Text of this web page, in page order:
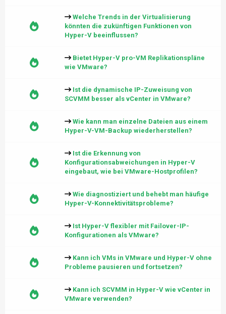
Welche Trends in der Virtualisierung
könnten die zukünftigen Funktionen von
Hyper-V beeinflussen?
Bietet Hyper-V pro-VM Replikationspläne
wie VMware?
Ist die dynamische IP-Zuweisung von
SCVMM besser als vCenter in VMware?
Wie kann man einzelne Dateien aus einem
Hyper-V-VM-Backup wiederherstellen?
Ist die Erkennung von
Konfigurationsabweichungen in Hyper-V
eingebaut, wie bei VMware-Hostprofilen?
Wie diagnostiziert und behebt man häufige
Hyper-V-Konnektivitätsprobleme?
Ist Hyper-V flexibler mit Failover-IP-
Konfigurationen als VMware?
Kann ich VMs in VMware und Hyper-V ohne
Probleme pausieren und fortsetzen?
Kann ich SCVMM in Hyper-V wie vCenter in
VMware verwenden?